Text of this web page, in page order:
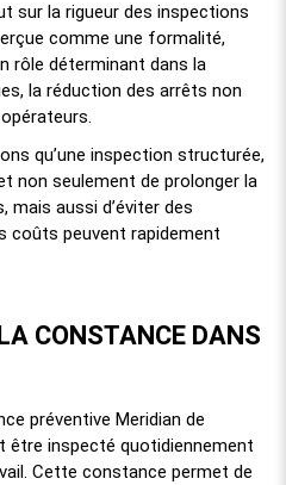
sur la rigueur des inspections
comme une formalité,
rôle déterminant dans la
la réduction des arrêts non
qu’une inspection structurée,
non seulement de prolonger la
mais aussi d’éviter des
coûts peuvent rapidement
CONSTANCE DANS
préventive Meridian de
être inspecté quotidiennement
Cette constance permet de